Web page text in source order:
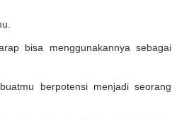
bisa menggunakannya sebagai
berpotensi menjadi seorang